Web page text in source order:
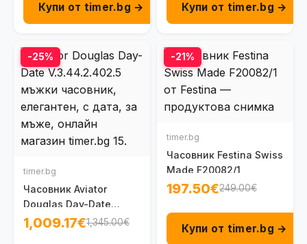
Купи от timer.bg → Купи от timer.bg →
-25%
timer.bg
Часовник Aviator
Douglas Day-Date
V.3.44.2.402.5
1,009.17€1,345.00€
-21%
timer.bg
Часовник Festina Swiss
Made F20082/1
197.50€249.00€
Купи от timer.bg →